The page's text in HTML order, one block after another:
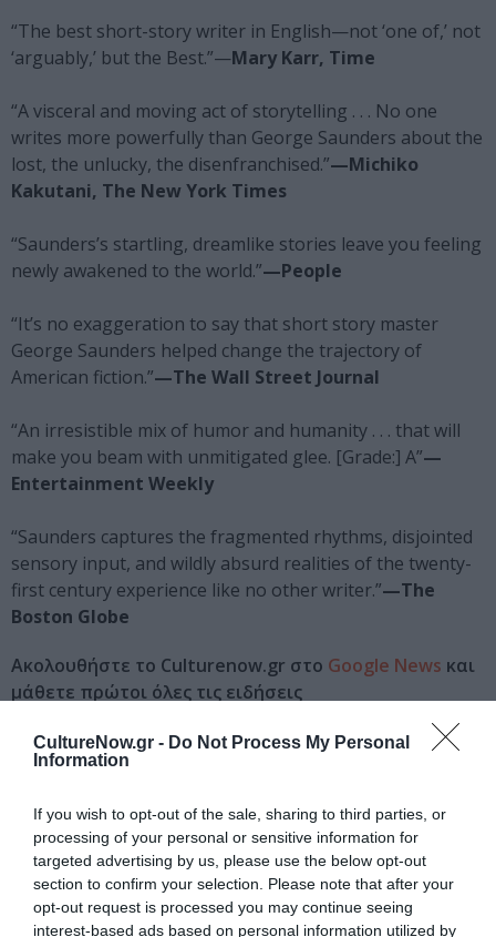
CultureNow.gr - Do Not Process My Personal
Information
If you wish to opt-out of the sale, sharing to third parties, or
processing of your personal or sensitive information for
targeted advertising by us, please use the below opt-out
section to confirm your selection. Please note that after your
opt-out request is processed you may continue seeing
interest-based ads based on personal information utilized by
“The best short-story writer in English—not ‘one of,’ not
‘arguably,’ but the Best.”—Mary Karr, Time
“A visceral and moving act of storytelling . . . No one
writes more powerfully than George Saunders about the
lost, the unlucky, the disenfranchised.”—Michiko
Kakutani, The New York Times
“Saunders’s startling, dreamlike stories leave you feeling
newly awakened to the world.”—People
“It’s no exaggeration to say that short story master
George Saunders helped change the trajectory of
American fiction.”—The Wall Street Journal
“An irresistible mix of humor and humanity . . . that will
make you beam with unmitigated glee. [Grade:] A”—
Entertainment Weekly
“Saunders captures the fragmented rhythms, disjointed
sensory input, and wildly absurd realities of the twenty-
first century experience like no other writer.”—The
Boston Globe
Ακολουθήστε το Culturenow.gr στο Google News και
μάθετε πρώτοι όλες τις ειδήσεις
Δείτε όλα τατελευταία νέαγια την Τέχνη και τον
Πολιτισμό στο
Νέοι Διαγωνισμοί❯
Tags
ΕΚΔΟΣΕΙΣ ΙΚΑΡΟΣ